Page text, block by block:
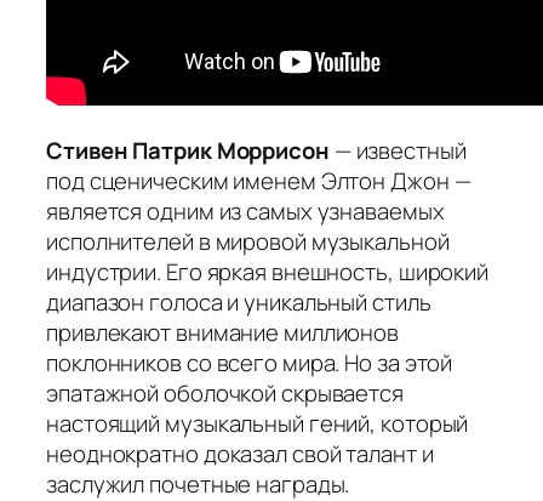
Стивен Патрик Моррисон — известный
под сценическим именем Элтон Джон —
является одним из самых узнаваемых
исполнителей в мировой музыкальной
индустрии. Его яркая внешность, широкий
диапазон голоса и уникальный стиль
привлекают внимание миллионов
поклонников со всего мира. Но за этой
эпатажной оболочкой скрывается
настоящий музыкальный гений, который
неоднократно доказал свой талант и
заслужил почетные награды.